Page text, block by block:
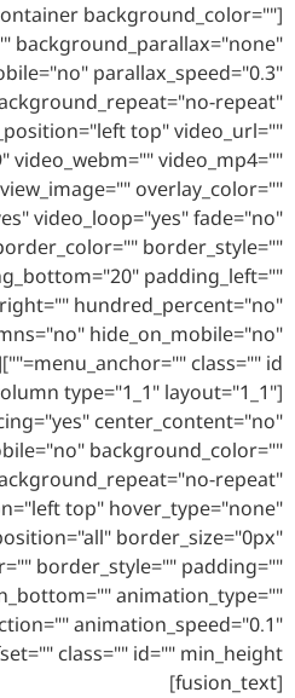
background_color=""
background_parallax="none"
parallax_speed="0.3"
repeat"
top" video_url=""
video_webm="" video_mp4=""
overlay_color=""
video_loop="yes" fade="no"
border_style=""
padding_left=""
hundred_percent="no"
hide_on_mobile="no"
type="1_1" layout="1_1"
center_content="no"
background_color=""
repeat"
top" hover_type="none"
border_size="0px"
border_style="" padding=""
animation_type=""
animation_speed="0.1"
[fusion_text]